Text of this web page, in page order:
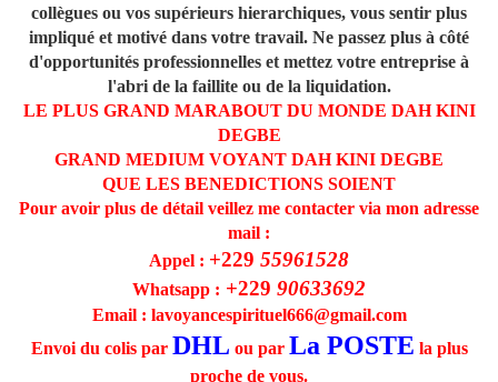
collègues ou vos supérieurs hierarchiques, vous sentir plus
impliqué et motivé dans votre travail. Ne passez plus à côté
d'opportunités professionnelles et mettez votre entreprise à
l'abri de la faillite ou de la liquidation.
LE PLUS GRAND MARABOUT DU MONDE DAH KINI
DEGBE
GRAND MEDIUM VOYANT DAH KINI DEGBE
QUE LES BENEDICTIONS SOIENT
Pour avoir plus de détail veillez me contacter via mon adresse
mail :
Appel : +229 55961528
Whatsapp : +229 90633692
Email : lavoyancespirituel666@gmail.com
Envoi du colis par DHL ou par La POSTE la plus
proche de vous.